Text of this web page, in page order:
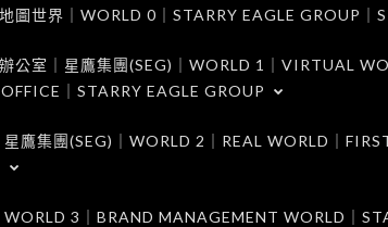
圖世界｜WORLD 0｜STARRY EAGLE GROUP｜
公室｜星鷹集團(SEG)｜WORLD 1｜VIRTUAL
｜STARRY EAGLE GROUP
鷹集團(SEG)｜WORLD 2｜REAL WORLD｜
3｜BRAND MANAGEMENT WORLD｜